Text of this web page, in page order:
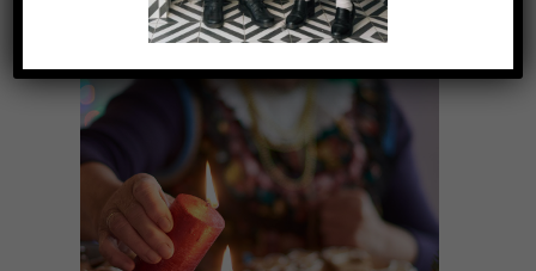
2020.12.22.